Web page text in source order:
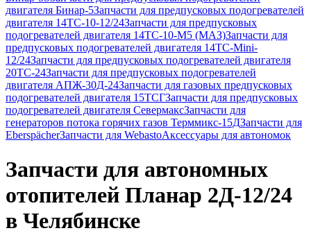
двигателя Бинар-5Запчасти для предпусковых подогревателей
двигателя 14ТС-10-12/24Запчасти для предпусковых
подогревателей двигателя 14ТС-10-М5 (МАЗ)Запчасти для
предпусковых подогревателей двигателя 14ТС-Mini-
12/24Запчасти для предпусковых подогревателей двигателя
20ТС-24Запчасти для предпусковых подогревателей
двигателя АПЖ-30Д-24Запчасти для газовых предпусковых
подогревателей двигателя 15ТСГЗапчасти для предпусковых
подогревателей двигателя СевермаксЗапчасти для
генераторов потока горячих газов Терммикс-15ДЗапчасти для
EberspächerЗапчасти для WebastoАксессуары для автономок
Запчасти для автономных
отопителей Планар 2Д-12/24
в Челябинске